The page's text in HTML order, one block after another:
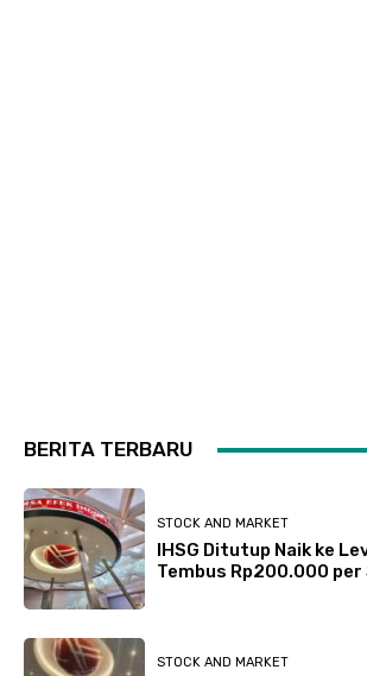
BERITA TERBARU
STOCK AND MARKET
IHSG Ditutup Naik ke
Tembus Rp200.000 per
STOCK AND MARKET